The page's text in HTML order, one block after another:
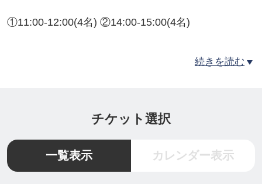
①11:00-12:00(4名) ②14:00-15:00(4名)
​── わたしに還る、新年のはじまり ──
2026年のはじまりに、心がほっとして「わたし」に
還る時間を。
続きを読む
チケット選択
一覧表示 カレンダー表示